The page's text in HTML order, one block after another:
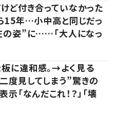
けど付き合っていなかった
15年…小中高と同じだっ
の姿”に……「大人になっ
に違和感。→よく見る
見してしまう”驚きの
「なんだこれ！？」「壊